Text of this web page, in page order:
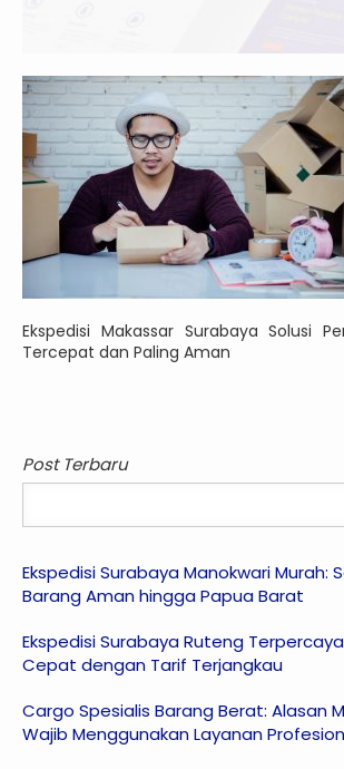
Ekspedisi Makassar Surabaya Solusi
Tercepat dan Paling Aman
Post Terbaru
Ekspedisi Surabaya Manokwari Murah:
Barang Aman hingga Papua Barat
Ekspedisi Surabaya Ruteng
Cepat dengan Tarif Terjangkau
Cargo Spesialis Barang Berat: Alasan
Wajib Menggunakan Layanan